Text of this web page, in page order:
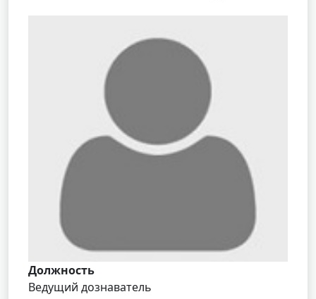
Должность
Ведущий дознаватель